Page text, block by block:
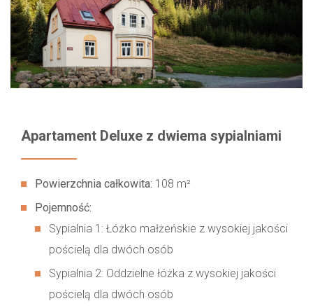
Apartament Deluxe z dwiema sypialniami
Powierzchnia całkowita: 108 m²
Pojemność:
Sypialnia 1: Łóżko małżeńskie z wysokiej jakości
pościelą dla dwóch osób
Sypialnia 2: Oddzielne łóżka z wysokiej jakości
pościelą dla dwóch osób